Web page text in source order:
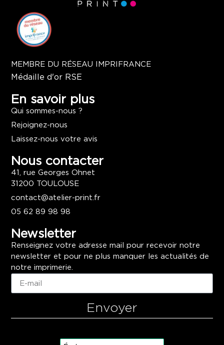
MEMBRE DU RÉSEAU IMPRIFRANCE
Médaille d'or RSE
En savoir plus
Qui sommes-nous ?
Rejoignez-nous
Laissez-nous votre avis
Nous contacter
41, rue Georges Ohnet
31200 TOULOUSE
contact@atelier-print.fr
05 62 89 98 98
Newsletter
Renseignez votre adresse mail pour recevoir notre
newsletter et pour ne plus manquer les actualités de
notre imprimerie.
Envoyer